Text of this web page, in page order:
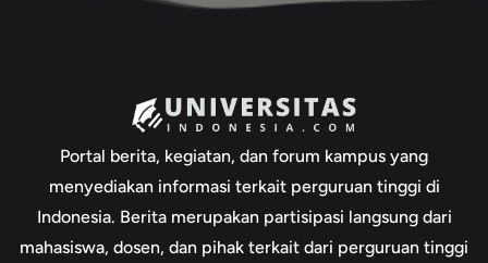
Portal berita, kegiatan, dan forum kampus yang
menyediakan informasi terkait perguruan tinggi di
Indonesia. Berita merupakan partisipasi langsung dari
mahasiswa, dosen, dan pihak terkait dari perguruan tinggi